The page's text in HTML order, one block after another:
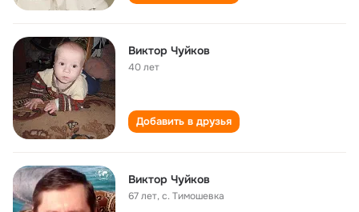
Виктор Чуйков
40 лет
Добавить в друзья
Виктор Чуйков
67 лет,c. Тимошевка